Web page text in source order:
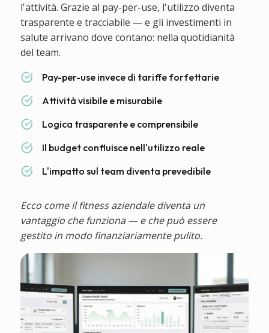
l'attività. Grazie al pay-per-use, l'utilizzo diventa
trasparente e tracciabile — e gli investimenti in
salute arrivano dove contano: nella quotidianità
del team.
Pay-per-use invece di tariffe forfettarie
Attività visibile e misurabile
Logica trasparente e comprensibile
Il budget confluisce nell'utilizzo reale
L'impatto sul team diventa prevedibile
Ecco come il fitness aziendale diventa un
vantaggio che funziona — e che può essere
gestito in modo finanziariamente pulito.